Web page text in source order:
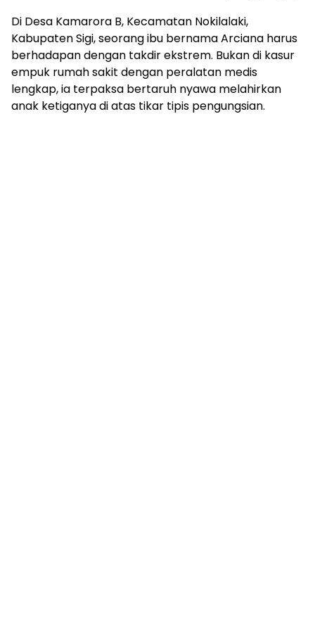
​Di Desa Kamarora B, Kecamatan Nokilalaki,
Kabupaten Sigi, seorang ibu bernama Arciana harus
berhadapan dengan takdir ekstrem. Bukan di kasur
empuk rumah sakit dengan peralatan medis
lengkap, ia terpaksa bertaruh nyawa melahirkan
anak ketiganya di atas tikar tipis pengungsian.